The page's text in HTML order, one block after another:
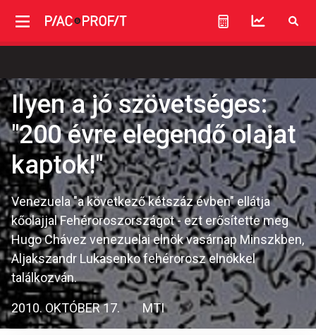
Ilyen a jó szövetséges:
"200 évre elegendő olajat
kaptok!"
Venezuela "a következő kétszáz évben" ellátja
kőolajjal Fehéroroszországot - ezt erősítette meg
Hugo Chávez venezuelai elnök vasárnap Minszkben,
Aljakszandr Lukasenko fehérorosz elnökkel
találkozván.
2010. OKTÓBER 17. MTI